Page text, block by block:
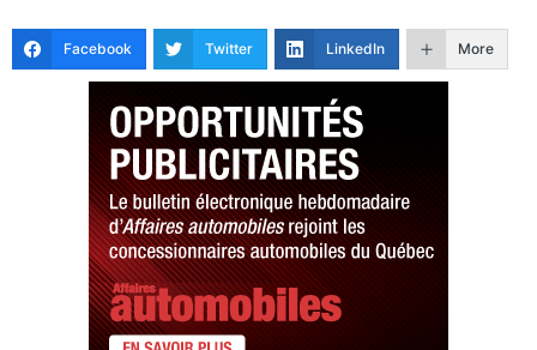
Facebook Twitter LinkedIn More